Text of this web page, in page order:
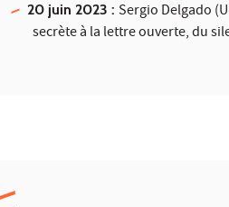
20 juin 2023 :Sergio Delgado
secrète à la lettre ouverte, du